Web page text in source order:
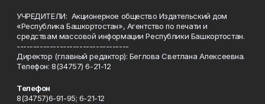
УЧРЕДИТЕЛИ: Акционерное общество Издательский дом
«Республика Башкортостан», Агентство по печати и
средствам массовой информации Республики Башкортостан.
----------------------------------
Директор (главный редактор): Беглова Светлана Алексеевна.
Телефон: 8(34757) 6-21-12
Телефон
8(34757)6-91-95; 6-21-12